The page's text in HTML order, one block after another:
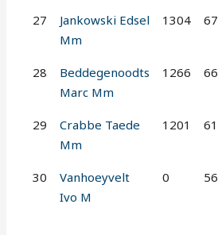
27
Jankowski Edsel
Mm
1304 67
28
Beddegenoodts
Marc Mm
1266 66
29
Crabbe Taede
Mm
1201 61
30
Vanhoeyvelt
Ivo M
0 56